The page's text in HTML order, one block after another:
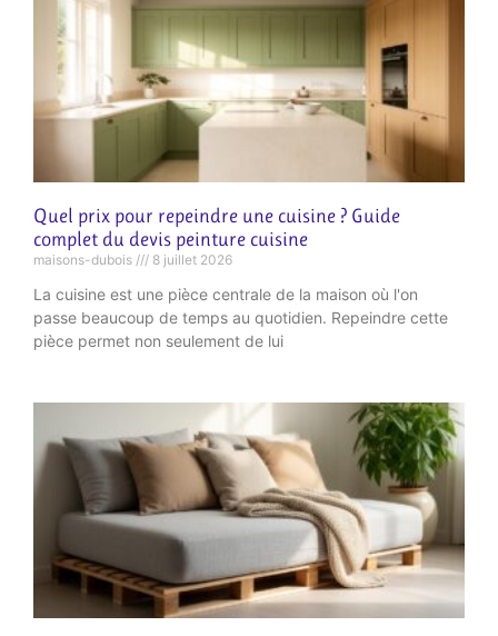
Quel prix pour repeindre une cuisine ? Guide
complet du devis peinture cuisine
maisons-dubois 8 juillet 2026
La cuisine est une pièce centrale de la maison où l'on
passe beaucoup de temps au quotidien. Repeindre cette
pièce permet non seulement de lui